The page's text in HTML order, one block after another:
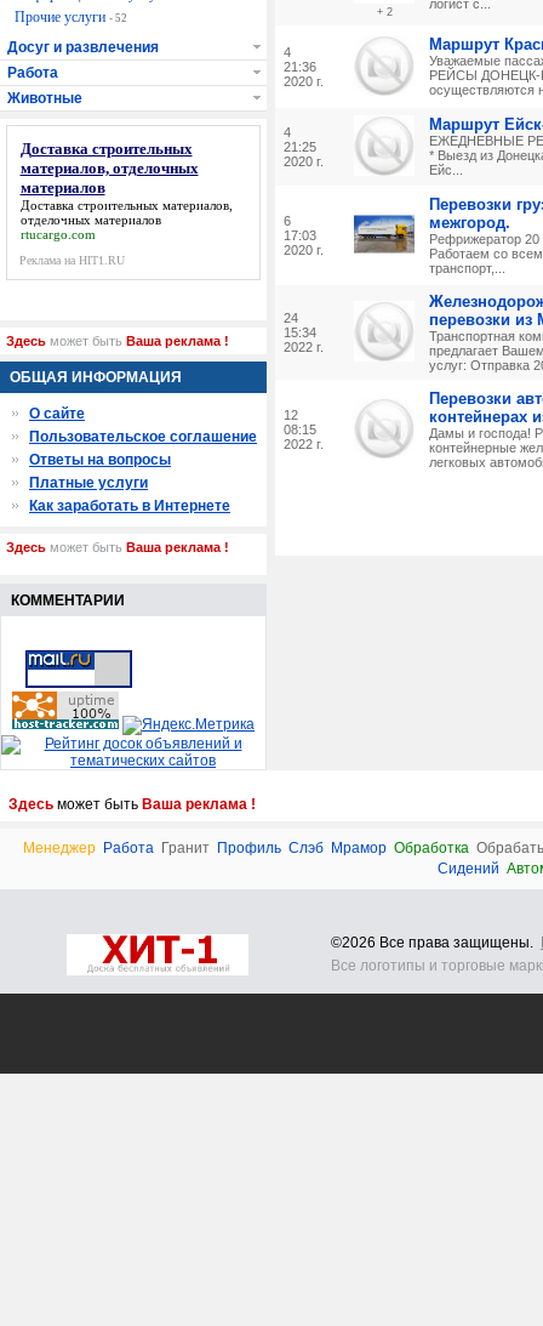
+ 2
логист с...
4
21:36
2020 г.
Маршрут
Уважаемые
РЕЙСЫ ДОНЕЦК-
осуществляются
4
21:25
2020 г.
Маршрут
ЕЖЕДНЕВНЫЕ
* Выезд из
Ейс...
6
17:03
2020 г.
Перевозки
межгород.
Рефрижератор 20
Работаем со
транспорт,...
24
15:34
2022 г.
перевозки из
Транспортная
предлагает
услуг: Отправка
12
08:15
2022 г.
Перевозки
контейнерах
Дамы и господа!
контейнерные
легковых
Прочие услуги - 52
Досуг и развлечения
Работа
Животные
Доставка строительных
материалов, отделочных
материалов
Доставка строительных материалов,
отделочных материалов
rtucargo.com
Реклама на HIT1.RU
Здесь может быть Ваша реклама !
ОБЩАЯ ИНФОРМАЦИЯ
О сайте
Пользовательское соглашение
Ответы на вопросы
Платные услуги
Как заработать в Интернете
Здесь может быть Ваша реклама !
КОММЕНТАРИИ
Здесь может быть Ваша реклама !
Менеджер Работа Гранит Профиль Слэб Мрамор Обработка
Сидений
©2026 Все права защищены.
Все логотипы и торговые